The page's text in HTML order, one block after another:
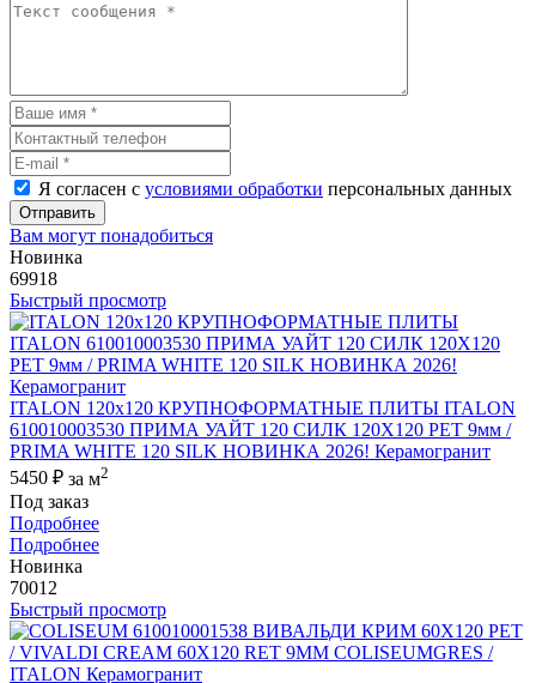
Я согласен с условиями обработки персональных данных
Отправить
Вам могут понадобиться
Новинка
69918
Быстрый просмотр
ITALON 120x120 КРУПНОФОРМАТНЫЕ ПЛИТЫ ITALON
610010003530 ПРИМА УАЙТ 120 СИЛК 120Х120 РЕТ 9мм /
PRIMA WHITE 120 SILK НОВИНКА 2026! Керамогранит
5450 ₽ за м2
Под заказ
Подробнее
Подробнее
Новинка
70012
Быстрый просмотр